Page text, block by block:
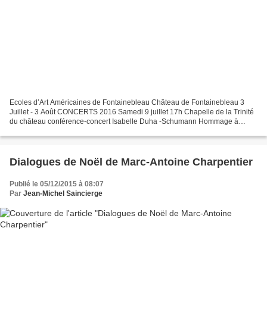
Ecoles d’Art Américaines de Fontainebleau Château de Fontainebleau 3
Juillet - 3 Août CONCERTS 2016 Samedi 9 juillet 17h Chapelle de la Trinité
du château conférence-concert Isabelle Duha -Schumann Hommage à
Dialogues de Noël de Marc-Antoine Charpentier
Publié le 05/12/2015 à 08:07
Par Jean-Michel Saincierge